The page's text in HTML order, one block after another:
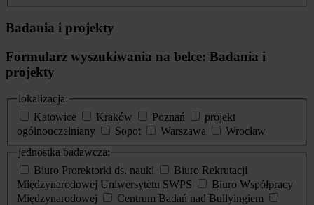
Badania i projekty
Formularz wyszukiwania na belce: Badania i
projekty
lokalizacja:
Katowice
Kraków Poznań
projekt
ogólnouczelniany
Sopot Warszawa
Wrocław
jednostka badawcza:
Biuro Prorektorki ds. nauki
Biuro Rekrutacji
Międzynarodowej Uniwersytetu SWPS
Biuro Współpracy
Międzynarodowej
Centrum Badań nad Bullyingiem